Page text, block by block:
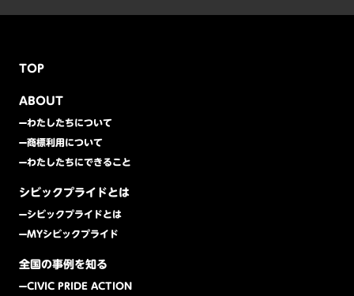
TOP
ABOUT
わたしたちについて
商標利用について
わたしたちにできること
シビックプライドとは
シビックプライドとは
MYシビックプライド
全国の事例を知る
CIVIC PRIDE ACTION